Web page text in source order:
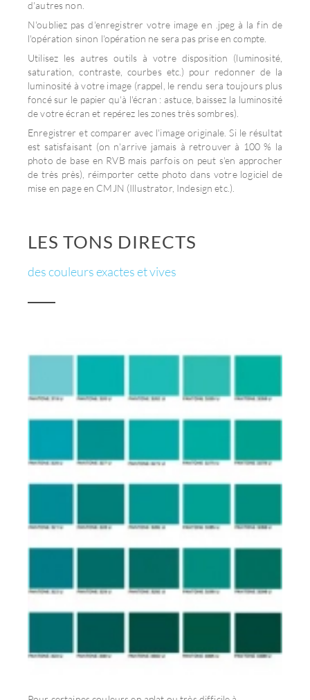
N'oubliez pas d'enregistrer votre image en .jpeg à la fin de
l'opération sinon l'opération ne sera pas prise en compte.
Utilisez les autres outils à votre disposition (luminosité,
saturation, contraste, courbes etc.) pour redonner de la
luminosité à votre image (rappel, le rendu sera toujours plus
foncé sur le papier qu'à l'écran : astuce, baissez la luminosité
de votre écran et repérez les zones très sombres).
Enregistrer et comparer avec l'image originale. Si le résultat
est satisfaisant (on n'arrive jamais à retrouver à 100 % la
photo de base en RVB mais parfois on peut s'en approcher
de très près), réimporter cette photo dans votre logiciel de
mise en page en CMJN (Illustrator, Indesign etc.).